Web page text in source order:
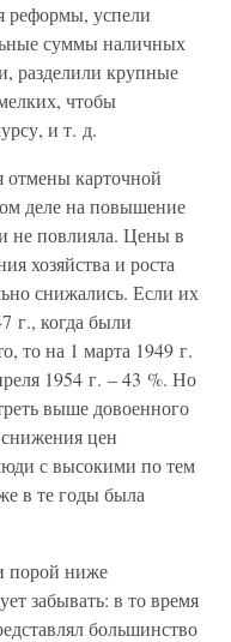
реформы, успели
суммы наличных
разделили крупные
чтобы
и т. д.
карточной
деле на повышение
не повлияла. Цены в
хозяйства и роста
снижались. Если их
г., когда были
то на 1 марта 1949 г.
1954 г. – 43 %. Но
выше довоенного
цен
с высокими по тем
в те годы была
порой ниже
забывать: в то время
большинство